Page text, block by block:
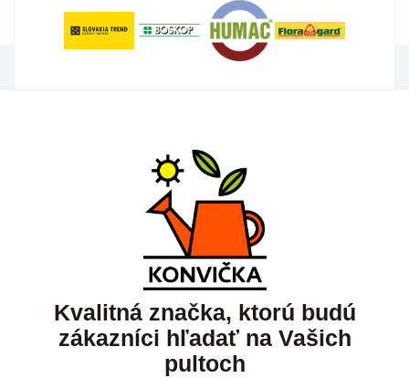
Kvalitná značka, ktorú budú
zákazníci hľadať na Vašich
pultoch